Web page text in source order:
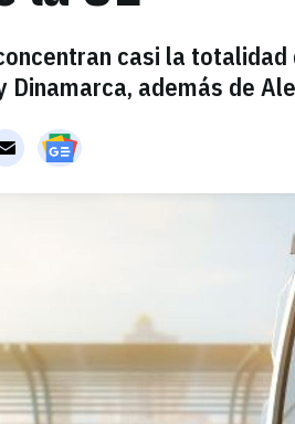
casi la
Dinamarca, además de
Email